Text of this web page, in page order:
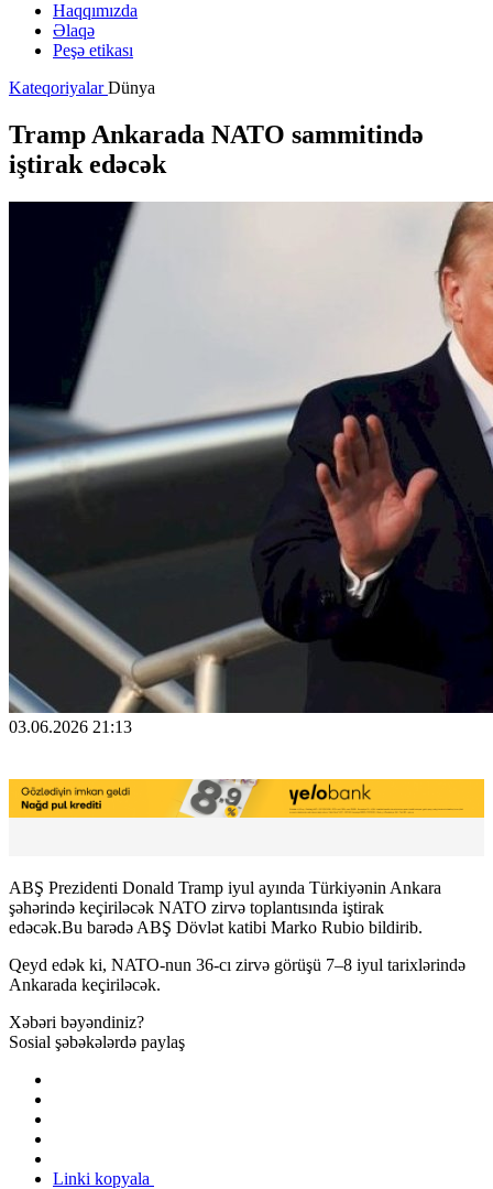
Haqqımızda
Əlaqə
Peşə etikası
KateqoriyalarDünya
Tramp Ankarada NATO sammitində
iştirak edəcək
03.06.2026 21:13
ABŞ Prezidenti Donald Tramp iyul ayında Türkiyənin Ankara
şəhərində keçiriləcək NATO zirvə toplantısında iştirak
edəcək.Bu barədə ABŞ Dövlət katibi Marko Rubio bildirib.
Qeyd edək ki, NATO-nun 36-cı zirvə görüşü 7–8 iyul tarixlərində
Ankarada keçiriləcək.
Xəbəri bəyəndiniz?
Sosial şəbəkələrdə paylaş
Linki kopyala